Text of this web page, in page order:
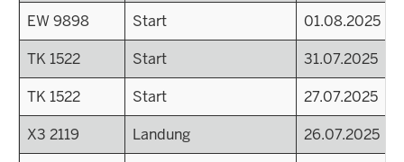
EW 9898
Start
01.08.2025
TK 1522
Start
31.07.2025
TK 1522
Start
27.07.2025
X3 2119
Landung
26.07.2025